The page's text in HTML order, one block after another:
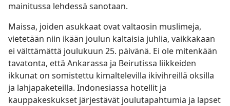
mainitussa lehdessä sanotaan.
Maissa, joiden asukkaat ovat valtaosin muslimeja,
vietetään niin ikään joulun kaltaisia juhlia, vaikkakaan
ei välttämättä joulukuun 25. päivänä. Ei ole mitenkään
tavatonta, että Ankarassa ja Beirutissa liikkeiden
ikkunat on somistettu kimaltelevilla ikivihreillä oksilla
ja lahjapaketeilla. Indonesiassa hotellit ja
kauppakeskukset järjestävät joulutapahtumia ja lapset